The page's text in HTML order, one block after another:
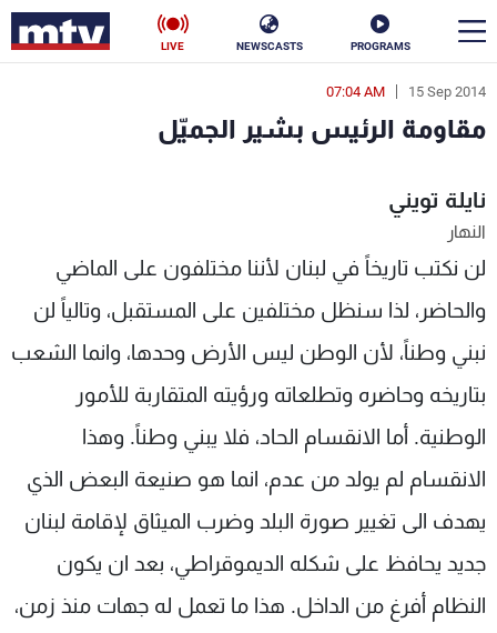
PROGRAMS
NEWSCASTS
LIVE
15 Sep 2014
07:04 AM
مقاومة الرئيس بشير الجميّل
نايلة تويني
النهار
لن نكتب تاريخاً في لبنان لأننا مختلفون على الماضي
والحاضر، لذا سنظل مختلفين على المستقبل، وتالياً لن
نبني وطناً، لأن الوطن ليس الأرض وحدها، وانما الشعب
بتاريخه وحاضره وتطلعاته ورؤيته المتقاربة للأمور
الوطنية. أما الانقسام الحاد، فلا يبني وطناً. وهذا
الانقسام لم يولد من عدم، انما هو صنيعة البعض الذي
يهدف الى تغيير صورة البلد وضرب الميثاق لإقامة لبنان
جديد يحافظ على شكله الديموقراطي، بعد ان يكون
النظام أفرغ من الداخل. هذا ما تعمل له جهات منذ زمن،
en
الأخبار
سياسة
إقتصاد
منوعات رياضة
كأس العالم
جدول البرامج
شاهد البرامج
الترددات